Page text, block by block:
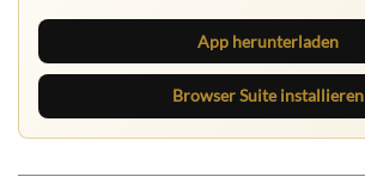
App herunterladen
Browser Suite installieren